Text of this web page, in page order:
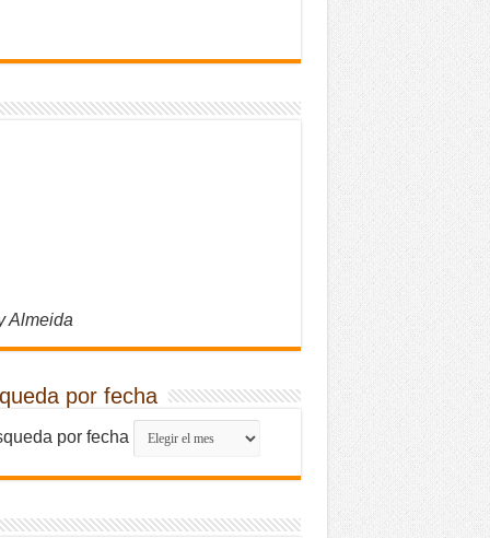
Almeida
por fecha
por fecha